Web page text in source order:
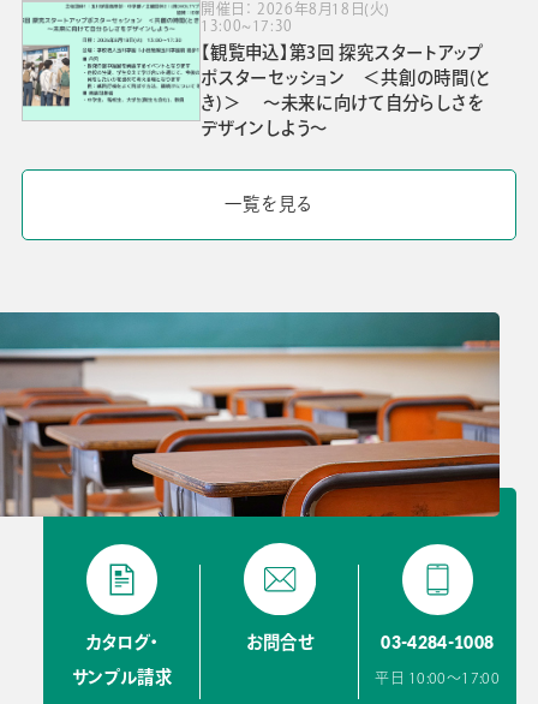
開催日： 2026年8月18日(火)
13:00~17:30
【観覧申込】第3回 探究スタートアップ
ポスターセッション ＜共創の時間(と
き)＞ ～未来に向けて自分らしさを
デザインしよう～
一覧を見る
カタログ・
サンプル請求
お問合せ 03-4284-1008
平日 10:00〜17:00